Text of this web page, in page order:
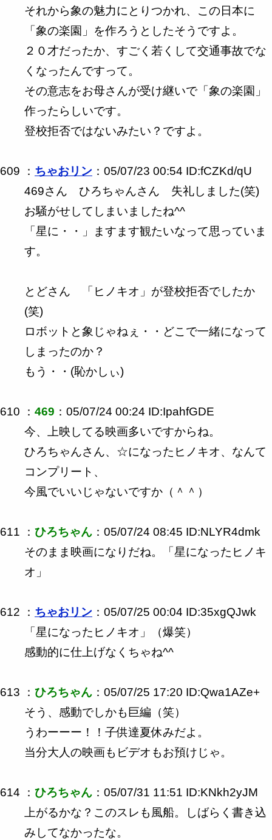
それから象の魅力にとりつかれ、この日本に
「象の楽園」を作ろうとしたそうですよ。
２０才だったか、すごく若くして交通事故でな
くなったんですって。
その意志をお母さんが受け継いで「象の楽園」
作ったらしいです。
登校拒否ではないみたい？ですよ。
609 ： ちゃおリン ：05/07/23 00:54 ID:fCZKd/qU
469さん ひろちゃんさん 失礼しました(笑)
お騒がせしてしまいましたね^^
「星に・・」ますます観たいなって思っていま
す。
とどさん 「ヒノキオ」が登校拒否でしたか
(笑)
ロボットと象じゃねぇ・・どこで一緒になって
しまったのか？
もう・・(恥かしぃ)
610 ： 469 ：05/07/24 00:24 ID:IpahfGDE
今、上映してる映画多いですからね。
ひろちゃんさん、☆になったヒノキオ、なんて
コンプリート、
今風でいいじゃないですか（＾＾）
611 ： ひろちゃん ：05/07/24 08:45 ID:NLYR4dmk
そのまま映画になりだね。「星になったヒノキ
オ」
612 ： ちゃおリン ：05/07/25 00:04 ID:35xgQJwk
「星になったヒノキオ」（爆笑）
感動的に仕上げなくちゃね^^
613 ： ひろちゃん ：05/07/25 17:20 ID:Qwa1AZe+
そう、感動でしかも巨編（笑）
うわーーー！！子供達夏休みだよ。
当分大人の映画もビデオもお預けじゃ。
614 ： ひろちゃん ：05/07/31 11:51 ID:KNkh2yJM
上がるかな？このスレも風船。しばらく書き込
みしてなかったな。